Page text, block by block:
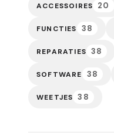
ACCESSOIRES 20
FUNCTIES 38
REPARATIES 38
SOFTWARE 38
WEETJES 38